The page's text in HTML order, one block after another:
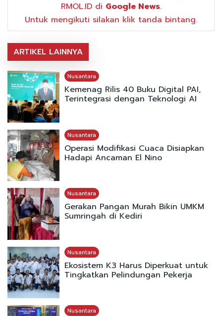
RMOL.ID di Google News.
Untuk mengikuti silakan klik tanda bintang.
ARTIKEL LAINNYA
Nusantara
Kemenag Rilis 40 Buku Digital PAI,
Terintegrasi dengan Teknologi AI
Nusantara
Operasi Modifikasi Cuaca Disiapkan
Hadapi Ancaman El Nino
Nusantara
Gerakan Pangan Murah Bikin UMKM
Sumringah di Kediri
Nusantara
Ekosistem K3 Harus Diperkuat untuk
Tingkatkan Pelindungan Pekerja
Nusantara